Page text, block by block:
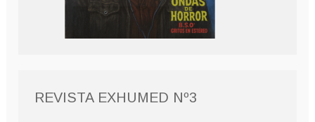
REVISTA EXHUMED Nº3